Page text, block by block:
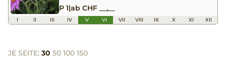
P 1|ab CHF __,__
I II III IV V VI VII VIII IX X XI XII
JE SEITE: 30 50 100 150